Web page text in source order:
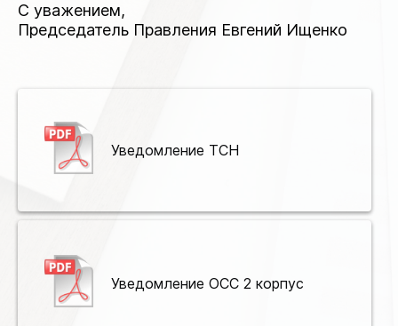
С уважением,
Председатель Правления Евгений Ищенко
Уведомление ТСН
Уведомление ОСС 2 корпус